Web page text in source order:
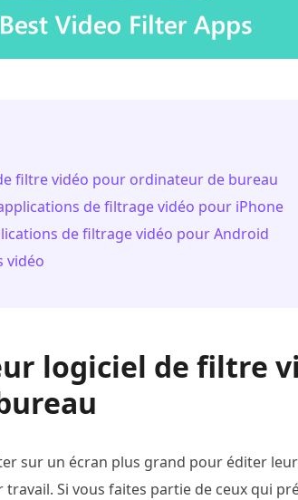
filtre vidéo pour ordinateur de bureau
de filtrage vidéo pour iPhone
de filtrage vidéo pour Android
vidéo
logiciel de filtre
sur un écran plus grand pour éditer
Si vous faites partie de ceux qui